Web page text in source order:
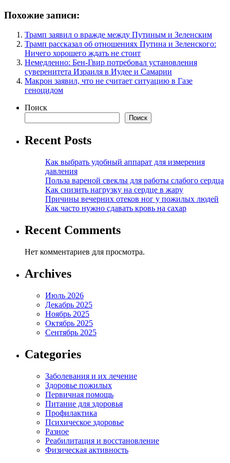
Похожие записи:
Трамп заявил о вражде между Путиным и Зеленским
Трамп рассказал об отношениях Путина и Зеленского:
Ничего хорошего ждать не стоит
Немедленно: Бен-Гвир потребовал установления
суверенитета Израиля в Иудее и Самарии
Макрон заявил, что не считает ситуацию в Газе
геноцидом
Поиск
Поиск
Recent Posts
Как выбрать удобный аппарат для измерения
давления
Польза вареной свеклы для работы слабого сердца
Как снизить нагрузку на сердце в жару
Причины вечерних отеков ног у пожилых людей
Как часто нужно сдавать кровь на сахар
Recent Comments
Нет комментариев для просмотра.
Archives
Июль 2026
Декабрь 2025
Ноябрь 2025
Октябрь 2025
Сентябрь 2025
Categories
Заболевания и их лечение
Здоровье пожилых
Первичная помощь
Питание для здоровья
Профилактика
Психическое здоровье
Разное
Реабилитация и восстановление
Физическая активность